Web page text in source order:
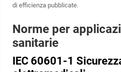
di efficienza pubblicate.
Norme per
sanitarie
IEC 60601-1